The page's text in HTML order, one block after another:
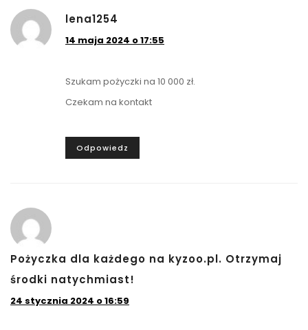
lena1254
14 maja 2024 o 17:55
Szukam pożyczki na 10 000 zł.
Czekam na kontakt
Odpowiedz
Pożyczka dla każdego na kyzoo.pl. Otrzymaj
środki natychmiast!
24 stycznia 2024 o 16:59